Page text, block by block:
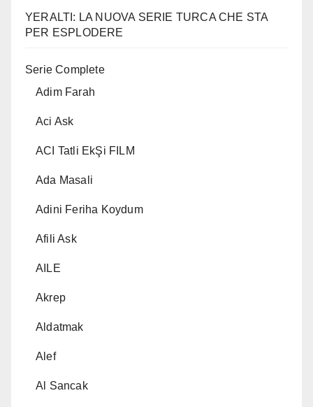
YERALTI: LA NUOVA SERIE TURCA CHE STA
PER ESPLODERE
Serie Complete
Adim Farah
Aci Ask
ACI Tatli EkŞi FILM
Ada Masali
Adini Feriha Koydum
Afili Ask
AILE
Akrep
Aldatmak
Alef
Al Sancak